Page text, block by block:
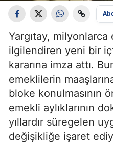
Yargıtay,
ilgilendiren yeni bir
kararına imza attı.
emeklilerin
bloke konulmasının
emekli aylıklarının
yıllardır süregelen
değişikliğe işaret